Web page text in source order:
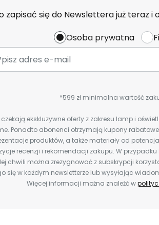
zapisać się do Newslettera już teraz i
Osoba prywatna
*599 zł minimalna wartość
ekskluzywne oferty z zakresu lamp i
Ponadto abonenci otrzymają kupony
produktów, a także materiały od
recenzji i rekomendacji zakupu. W
chwili można zrezygnować z subskrypcji
się w każdym newsletterze lub wysyłając
Więcej informacji można znaleźć w